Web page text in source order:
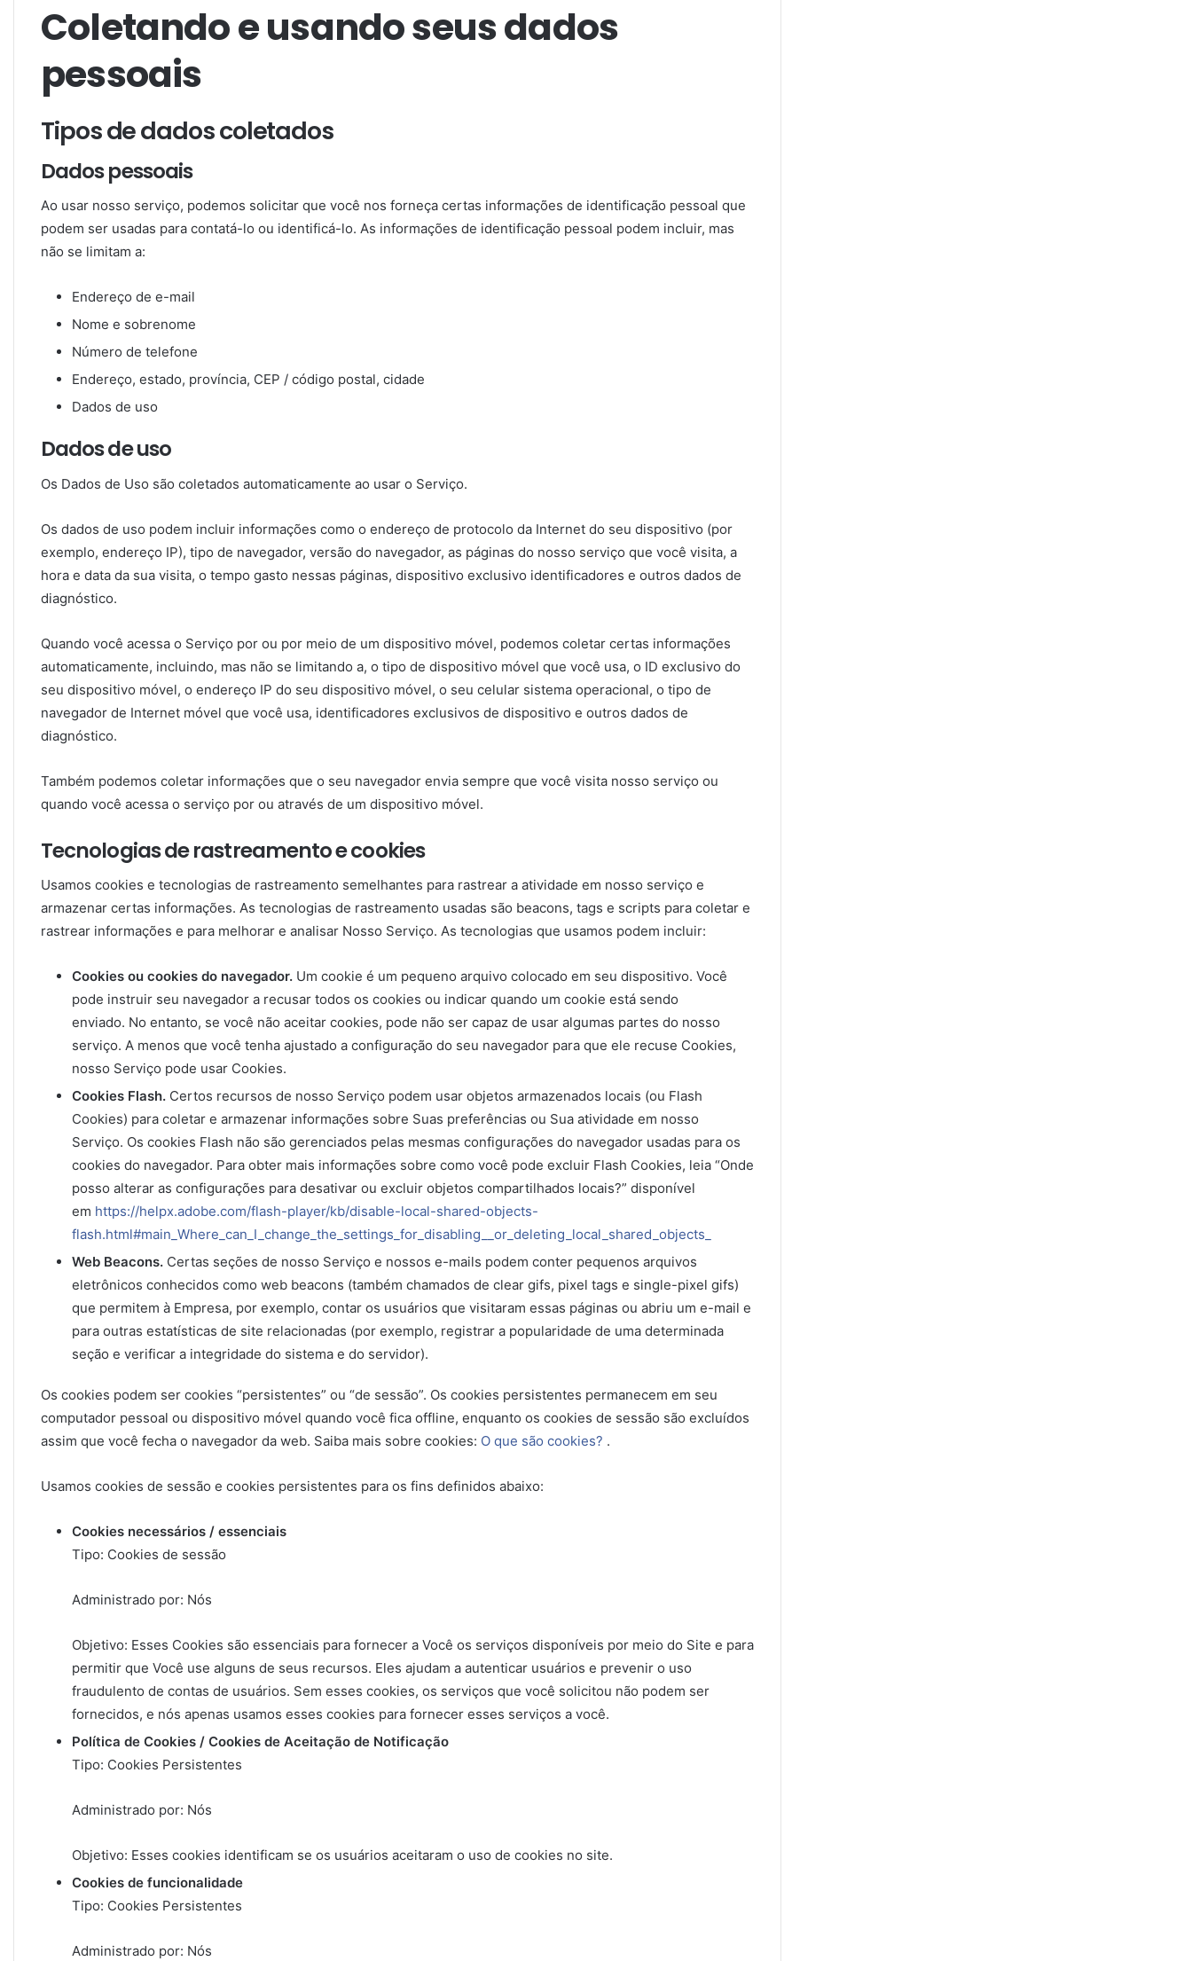
Coletando e usando seus dados
pessoais
Tipos de dados coletados
Dados pessoais
Ao usar nosso serviço, podemos solicitar que você nos forneça certas informações de identificação pessoal que
podem ser usadas para contatá-lo ou identificá-lo. As informações de identificação pessoal podem incluir, mas
não se limitam a:
Endereço de e-mail
Nome e sobrenome
Número de telefone
Endereço, estado, província, CEP / código postal, cidade
Dados de uso
Dados de uso
Os Dados de Uso são coletados automaticamente ao usar o Serviço.
Os dados de uso podem incluir informações como o endereço de protocolo da Internet do seu dispositivo (por
exemplo, endereço IP), tipo de navegador, versão do navegador, as páginas do nosso serviço que você visita, a
hora e data da sua visita, o tempo gasto nessas páginas, dispositivo exclusivo identificadores e outros dados de
diagnóstico.
Quando você acessa o Serviço por ou por meio de um dispositivo móvel, podemos coletar certas informações
automaticamente, incluindo, mas não se limitando a, o tipo de dispositivo móvel que você usa, o ID exclusivo do
seu dispositivo móvel, o endereço IP do seu dispositivo móvel, o seu celular sistema operacional, o tipo de
navegador de Internet móvel que você usa, identificadores exclusivos de dispositivo e outros dados de
diagnóstico.
Também podemos coletar informações que o seu navegador envia sempre que você visita nosso serviço ou
quando você acessa o serviço por ou através de um dispositivo móvel.
Tecnologias de rastreamento e cookies
Usamos cookies e tecnologias de rastreamento semelhantes para rastrear a atividade em nosso serviço e
armazenar certas informações. As tecnologias de rastreamento usadas são beacons, tags e scripts para coletar e
rastrear informações e para melhorar e analisar Nosso Serviço. As tecnologias que usamos podem incluir:
Cookies ou cookies do navegador. Um cookie é um pequeno arquivo colocado em seu dispositivo. Você
pode instruir seu navegador a recusar todos os cookies ou indicar quando um cookie está sendo
enviado. No entanto, se você não aceitar cookies, pode não ser capaz de usar algumas partes do nosso
serviço. A menos que você tenha ajustado a configuração do seu navegador para que ele recuse Cookies,
nosso Serviço pode usar Cookies.
Cookies Flash. Certos recursos de nosso Serviço podem usar objetos armazenados locais (ou Flash
Cookies) para coletar e armazenar informações sobre Suas preferências ou Sua atividade em nosso
Serviço. Os cookies Flash não são gerenciados pelas mesmas configurações do navegador usadas para os
cookies do navegador. Para obter mais informações sobre como você pode excluir Flash Cookies, leia “Onde
posso alterar as configurações para desativar ou excluir objetos compartilhados locais?” disponível
em https://helpx.adobe.com/flash-player/kb/disable-local-shared-objects-
flash.html#main_Where_can_I_change_the_settings_for_disabling__or_deleting_local_shared_objects_
Web Beacons. Certas seções de nosso Serviço e nossos e-mails podem conter pequenos arquivos
eletrônicos conhecidos como web beacons (também chamados de clear gifs, pixel tags e single-pixel gifs)
que permitem à Empresa, por exemplo, contar os usuários que visitaram essas páginas ou abriu um e-mail e
para outras estatísticas de site relacionadas (por exemplo, registrar a popularidade de uma determinada
seção e verificar a integridade do sistema e do servidor).
Os cookies podem ser cookies “persistentes” ou “de sessão”. Os cookies persistentes permanecem em seu
computador pessoal ou dispositivo móvel quando você fica offline, enquanto os cookies de sessão são excluídos
assim que você fecha o navegador da web. Saiba mais sobre cookies: O que são cookies? .
Usamos cookies de sessão e cookies persistentes para os fins definidos abaixo:
Cookies necessários / essenciais
Tipo: Cookies de sessão
Administrado por: Nós
Objetivo: Esses Cookies são essenciais para fornecer a Você os serviços disponíveis por meio do Site e para
permitir que Você use alguns de seus recursos. Eles ajudam a autenticar usuários e prevenir o uso
fraudulento de contas de usuários. Sem esses cookies, os serviços que você solicitou não podem ser
fornecidos, e nós apenas usamos esses cookies para fornecer esses serviços a você.
Política de Cookies / Cookies de Aceitação de Notificação
Tipo: Cookies Persistentes
Administrado por: Nós
Objetivo: Esses cookies identificam se os usuários aceitaram o uso de cookies no site.
Cookies de funcionalidade
Tipo: Cookies Persistentes
Administrado por: Nós